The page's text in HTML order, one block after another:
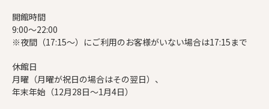
開館時間
9:00～22:00
※夜間（17:15～）にご利用のお客様がいない場合は17:15まで
休館日
月曜（月曜が祝日の場合はその翌日）、
年末年始（12月28日～1月4日）